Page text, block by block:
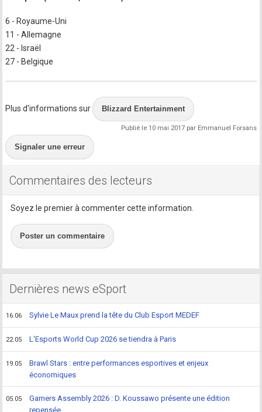
6 - Royaume-Uni
11 - Allemagne
22 - Israël
27 - Belgique
Plus d'informations sur Blizzard Entertainment
Publié le 10 mai 2017 par Emmanuel Forsans
Signaler une erreur
Commentaires des lecteurs
Soyez le premier à commenter cette information.
Poster un commentaire
Dernières news eSport
16.06 Sylvie Le Maux prend la tête du Club Esport MEDEF
22.05 L'Esports World Cup 2026 se tiendra à Paris
19.05
Brawl Stars : entre performances esportives et enjeux
économiques
05.05
Gamers Assembly 2026 : D. Koussawo présente une édition
repensée